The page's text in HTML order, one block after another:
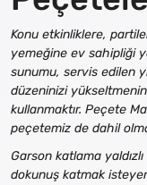
Konu etkinliklere,
yemeğine ev sahipliği
sunumu, servis edilen
düzeninizi
kullanmaktır. Peçete
peçetemiz de dahil
Garson katlama
dokunuş katmak